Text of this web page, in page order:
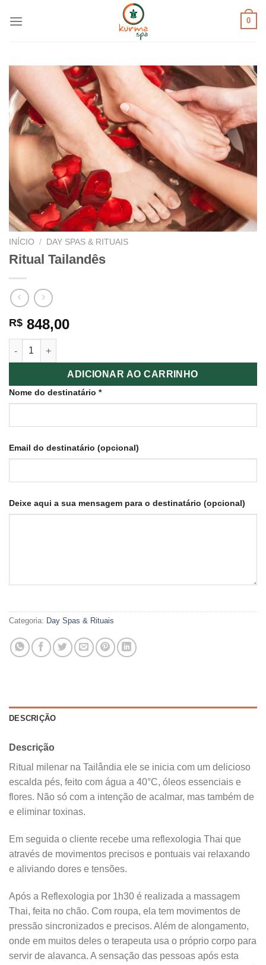
0
INÍCIO / DAY SPAS & RITUAIS
Ritual Tailandês
R$ 848,00
Ritual Tailandês quantidade
ADICIONAR AO CARRINHO
Nome do destinatário *
Email do destinatário (opcional)
Deixe aqui a sua mensagem para o destinatário (opcional)
Categoria: Day Spas & Rituais
DESCRIÇÃO
Descrição
Ritual milenar na Tailândia ele se inicia com um delicioso
escalda pés, feito com água a 40°C, óleos essenciais e
flores. Não só com a intenção de acalmar, mas também de
e eliminar toxinas.
Em seguida o cliente recebe uma reflexologia Thai que
através de movimentos precisos e pontuais vai relaxando
e aliviando dores e tensões.
Após a Reflexologia por 1h30 é realizada a massagem
Thai, feita no chão. Com roupa, ela tem movimentos de
pressão sincronizados e precisos. Além de alongamento,
onde em muitos deles o terapeuta usa o próprio corpo para
servir de alavanca. A sensação das pessoas após esta